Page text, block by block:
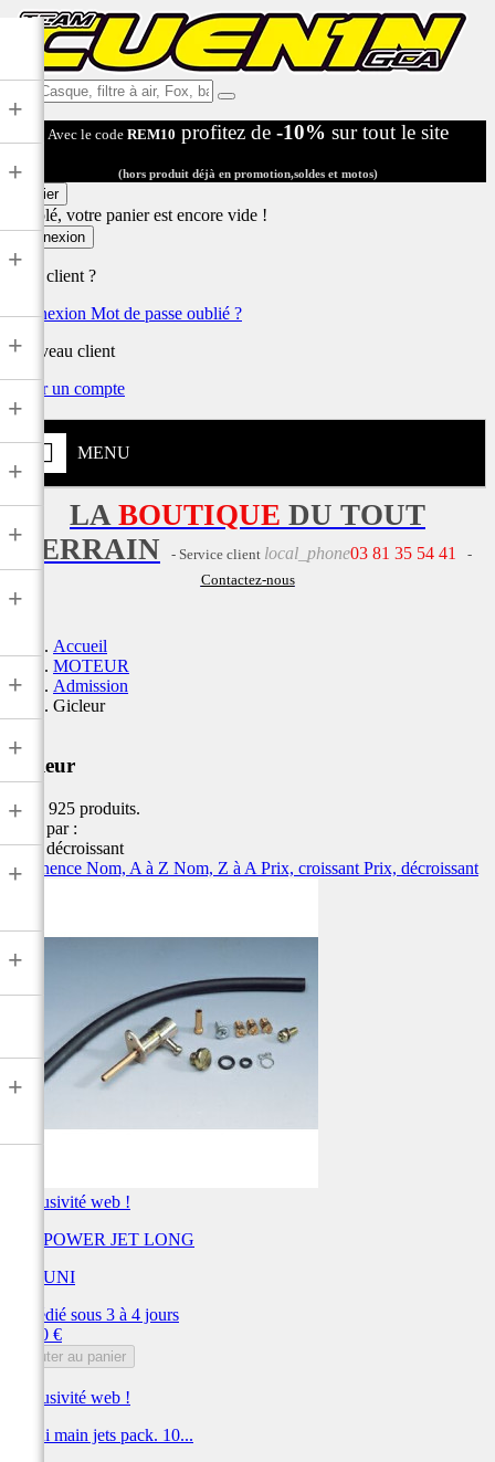
Ex:
Casque,
filtre
air,
Fox,
...
Avec le code REM10 profitez de -10% sur tout le site
(hors produit déjà en promotion,soldes et motos)
Panier
Désolé, votre panier est encore vide !
Connexion
Déjà client ?
Connexion Mot de passe oublié ?
Nouveau client
Créer un compte
MENU
+
+
+
+
+
+
+
+
+
+
+
+
+
+
LA BOUTIQUE DU TOUT
TERRAIN
- Service client local_phone03 81 35 54 41
-
Contactez-nous
Accueil
MOTEUR
Admission
Gicleur
Gicleur
Il y a 925 produits.
Trier par :
Prix, décroissant
Pertinence Nom, A à Z Nom, Z à A Prix, croissant Prix, décroissant
Exclusivité web !
KIT POWER JET LONG
MIKUNI
Expédié sous 3 à 4 jours
70,80 €
Ajouter au panier
Exclusivité web !
Polini main jets pack. 10...